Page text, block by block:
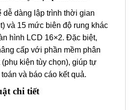
dễ dàng lập trình thời gian
và 15 mức biên độ rung khác
hình LCD 16×2. Đặc biệt,
cấp với phần mềm phân
kiện tùy chọn), giúp tự
và báo cáo kết quả.
chi tiết